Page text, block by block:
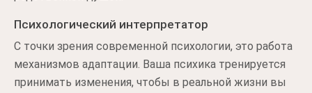
Психологический интерпретатор
С точки зрения современной психологии, это работа
механизмов адаптации. Ваша психика тренируется
принимать изменения, чтобы в реальной жизни вы